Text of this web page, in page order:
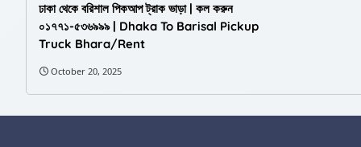
ঢাকা থেকে বরিশাল পিকআপ ট্রাক ভাড়া | কল করুন
০১৭৭১-৫৩৬৯৯৯ | Dhaka To Barisal Pickup
Truck Bhara/Rent
October 20, 2025